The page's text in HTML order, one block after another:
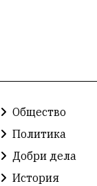
Общество
Политика
Добри дела
История